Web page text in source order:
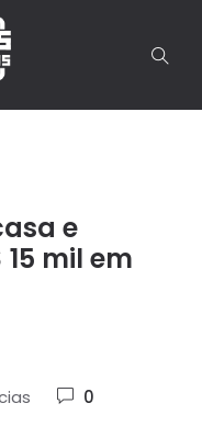
e
mil em
0